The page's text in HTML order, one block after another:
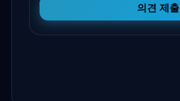
의견 제출